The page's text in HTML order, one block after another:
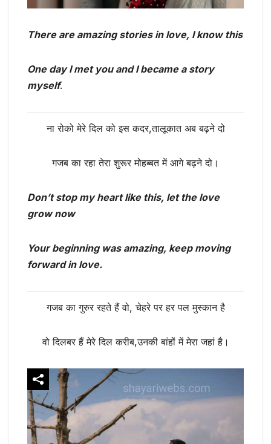
There are amazing stories in love, I know this
One day I met you and I became a story
myself.
ना रोको मेरे दिल को इस कदर,तालूकात अब बढ़ने दो
गजब का रहा तेरा शुरूर मोहब्बत में आगे बढ़ने दो।
Don’t stop my heart like this, let the love
grow now
Your beginning was amazing, keep moving
forward in love.
गजब का गुरुर रहते हैं वो, चेहरे पर हर पल मुस्कान है
वो दिलबर हैं मेरे दिल करीब,उनकी बांहों में मेरा जहां है।